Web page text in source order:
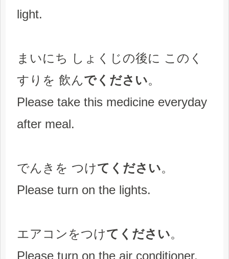
light.
まいにち しょくじの後に このく
すりを 飲んでください。
Please take this medicine everyday
after meal.
でんきを つけてください。
Please turn on the lights.
エアコンをつけてください。
Please turn on the air conditioner.